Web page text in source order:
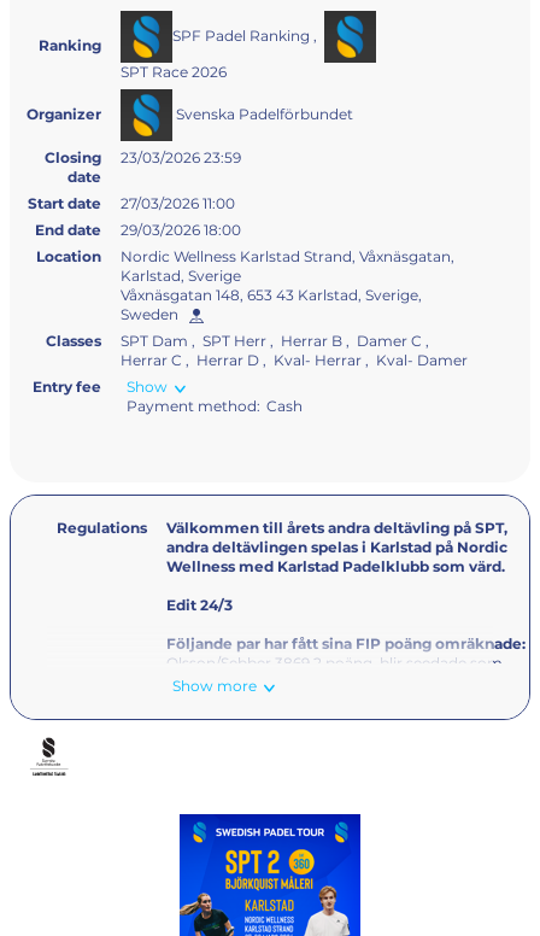
Ranking
SPF Padel Ranking ,
SPT Race 2026
Organizer Svenska Padelförbundet
Closing
date
23/03/2026 23:59
Start date
27/03/2026 11:00
End date
29/03/2026 18:00
Location
Nordic Wellness Karlstad Strand, Våxnäsgatan,
Karlstad, Sverige
Våxnäsgatan 148, 653 43 Karlstad, Sverige,
Sweden
Classes
SPT Dam , SPT Herr , Herrar B , Damer C ,
Herrar C , Herrar D , Kval- Herrar , Kval- Damer
Entry fee
Show
Payment method: Cash
Regulations
Välkommen till årets andra deltävling på SPT,
andra deltävlingen spelas i Karlstad på Nordic
Wellness med Karlstad Padelklubb som värd.
Edit 24/3
Följande par har fått sina FIP poäng omräknade:
Olsson/Sebber 3869,2 poäng, blir seedade som
andra par.
SPT 4, 13/7-2/8-2026, nivå 360
SPT 5, 4-6/9-2026. nivå 300
SPT 6, 29-31/10-2026, nivå 360
SPT Masters, 4-6/12-2026, nivå 400
ANMÄLAN
Show more